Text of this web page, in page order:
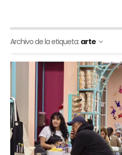
Archivo de la etiqueta: arte